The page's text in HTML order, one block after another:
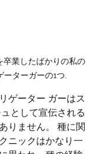
卒業したばかりの私の
ーターガーの1つ.
ゲーター ガーはス
として宣伝される
りません。 種に関
ニックはかなり一